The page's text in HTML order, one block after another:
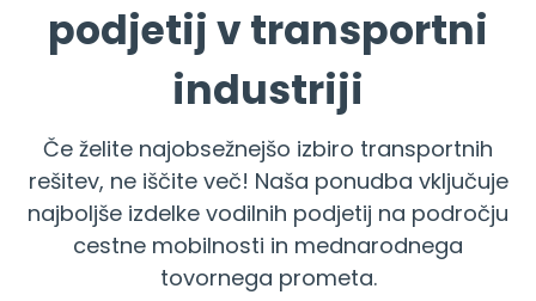
podjetij v transportni
industriji
Če želite najobsežnejšo izbiro transportnih
rešitev, ne iščite več! Naša ponudba vključuje
najboljše izdelke vodilnih podjetij na področju
cestne mobilnosti in mednarodnega
tovornega prometa.